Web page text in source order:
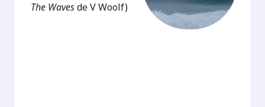
The Wavesde V Woolf)